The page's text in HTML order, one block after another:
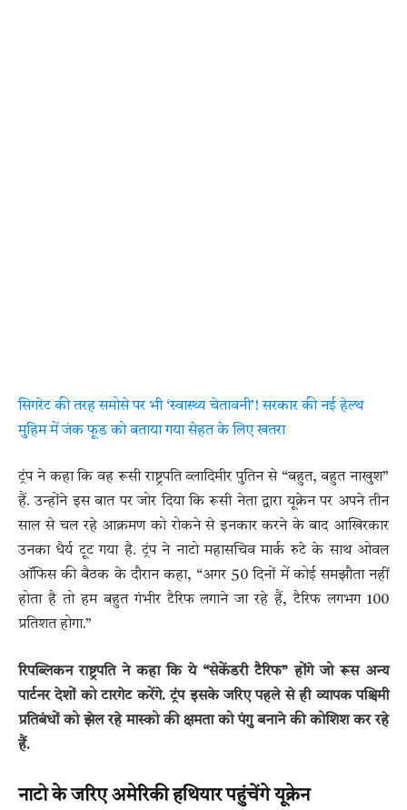
सिगरेट की तरह समोसे पर भी ‘स्वास्थ्य चेतावनी’! सरकार की नई हेल्थ
मुहिम में जंक फूड को बताया गया सेहत के लिए खतरा
ट्रंप ने कहा कि वह रूसी राष्ट्रपति व्लादिमीर पुतिन से “बहुत, बहुत नाखुश”
हैं. उन्होंने इस बात पर जोर दिया कि रूसी नेता द्वारा यूक्रेन पर अपने तीन
साल से चल रहे आक्रमण को रोकने से इनकार करने के बाद आखिरकार
उनका धैर्य टूट गया है. ट्रंप ने नाटो महासचिव मार्क रुटे के साथ ओवल
ऑफिस की बैठक के दौरान कहा, “अगर 50 दिनों में कोई समझौता नहीं
होता है तो हम बहुत गंभीर टैरिफ लगाने जा रहे हैं, टैरिफ लगभग 100
प्रतिशत होगा.”
रिपब्लिकन राष्ट्रपति ने कहा कि ये “सेकेंडरी टैरिफ” होंगे जो रूस अन्य
पार्टनर देशों को टारगेट करेंगे. ट्रंप इसके जरिए पहले से ही व्यापक पश्चिमी
प्रतिबंधों को झेल रहे मास्को की क्षमता को पंगु बनाने की कोशिश कर रहे
हैं.
नाटो के जरिए अमेरिकी हथियार पहुंचेंगे यूक्रेन